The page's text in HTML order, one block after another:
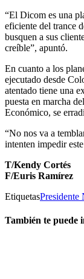
“El Dicom es una
eficiente del trance
busquen a sus
creíble”, apuntó.
En cuanto a los
ejecutado desde
atentado tiene una
puesta en marcha
Económico, se
“No nos va a
intenten impedir
T/Kendy Cortés
F/Euris Ramírez
EtiquetasPresidente
También te puede